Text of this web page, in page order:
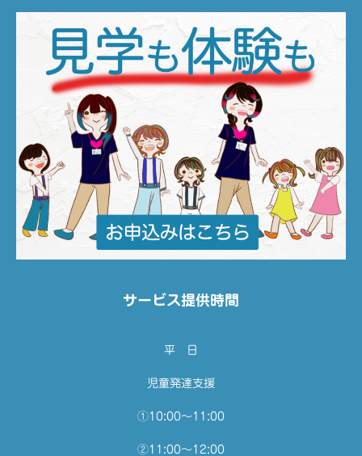
サービス提供時間
平 日
児童発達支援
①10:00～11:00
②11:00～12:00